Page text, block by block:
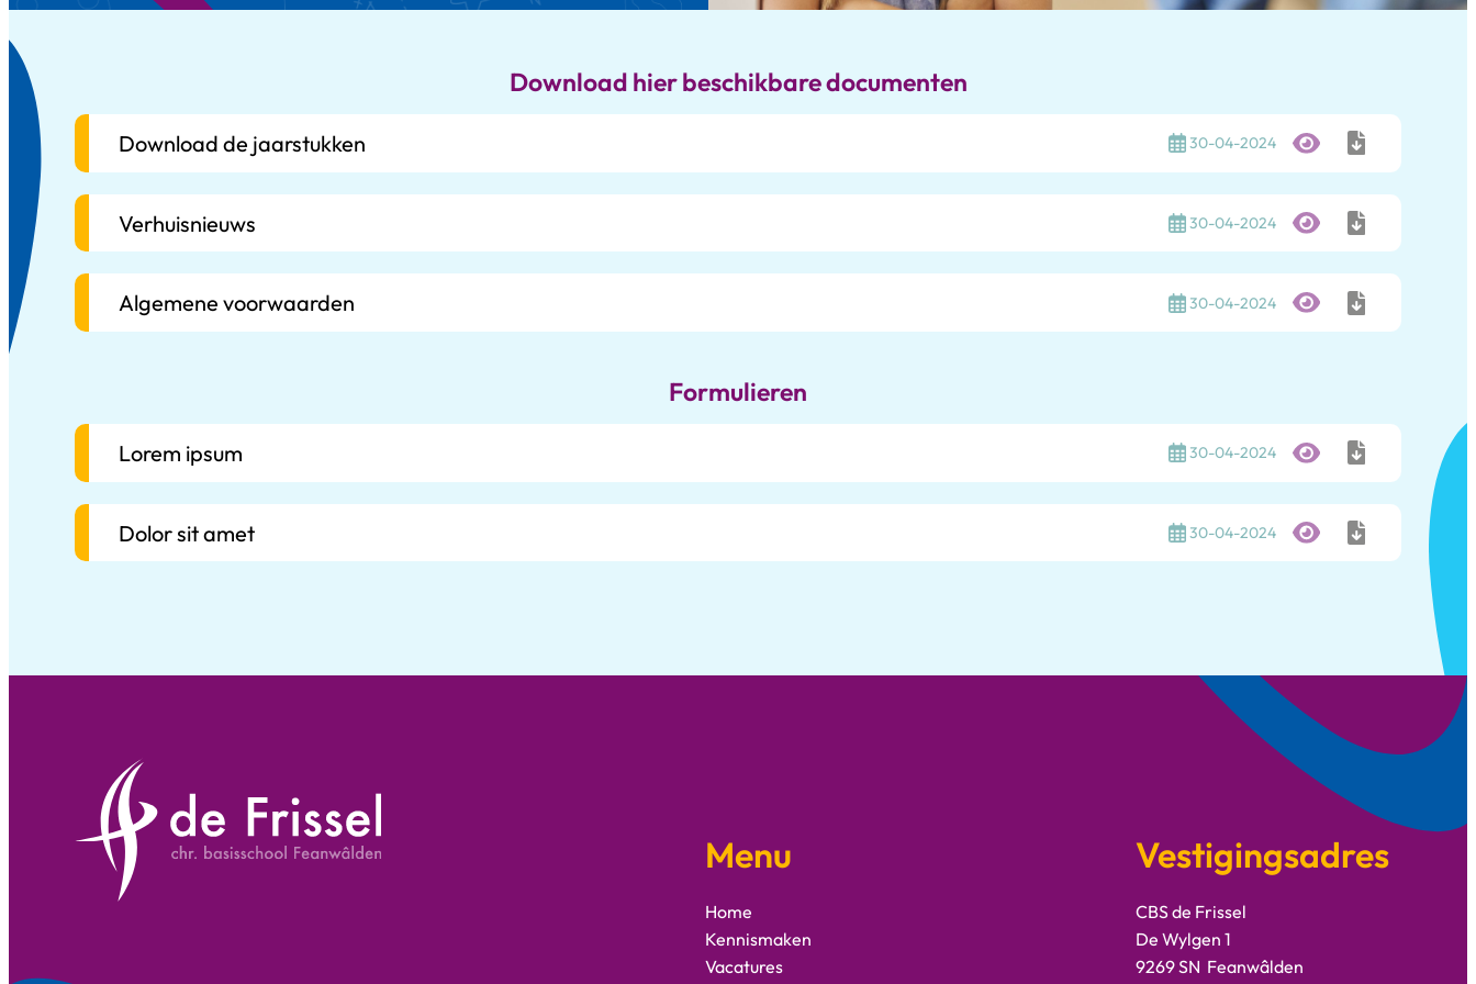
Download hier beschikbare documenten
Download de jaarstukken 30-04-2024
Verhuisnieuws 30-04-2024
Algemene voorwaarden 30-04-2024
Formulieren
Lorem ipsum 30-04-2024
Dolor sit amet 30-04-2024
Menu
Home
Kennismaken
Vacatures
Vestigingsadres
CBS de Frissel
De Wylgen 1
9269 SN Feanwâlden